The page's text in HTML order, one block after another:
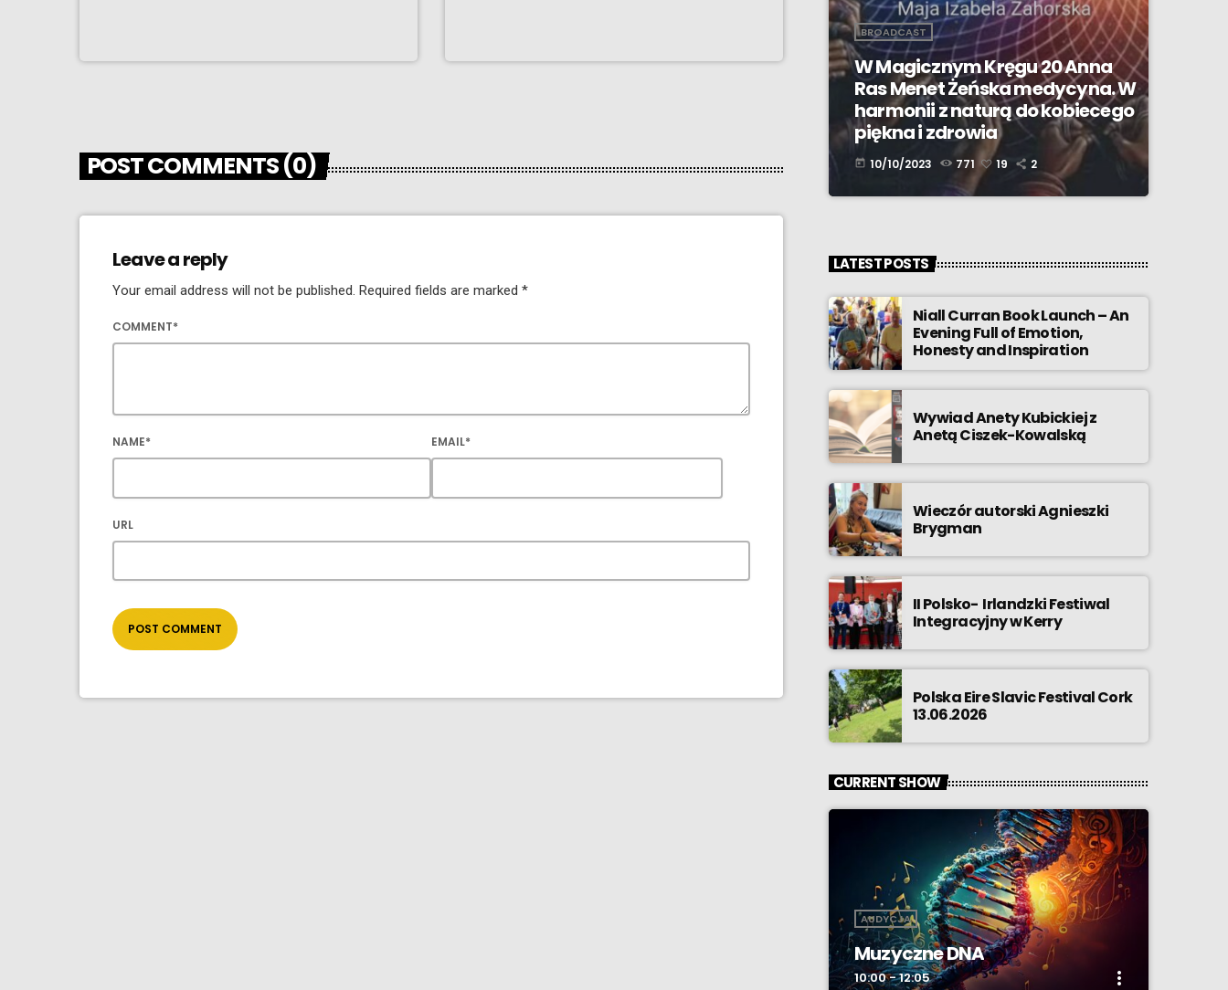
POST COMMENTS (0)
Leave a reply
Your email address will not be published. Required fields are marked *
COMMENT*
NAME* EMAIL*
URL
BROADCAST
W Magicznym Kręgu 20 Anna
Ras Menet Żeńska medycyna. W
harmonii z naturą do kobiecego
piękna i zdrowia
today 10/10/2023 771 19 2
LATEST POSTS
Niall Curran Book Launch – An
Evening Full of Emotion,
Honesty and Inspiration
Wywiad Anety Kubickiej z
Anetą Ciszek-Kowalską
Wieczór autorski Agnieszki
Brygman
II Polsko- Irlandzki Festiwal
Integracyjny w Kerry
Polska Eire Slavic Festival Cork
13.06.2026
CURRENT SHOW
AUDYCJA
Muzyczne DNA
10:00 - 12:05 more_vert